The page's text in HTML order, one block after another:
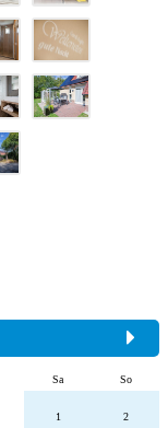
Sa So
1 2